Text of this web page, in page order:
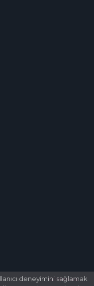
deneyimini sağlamak
Developed byGSM Media